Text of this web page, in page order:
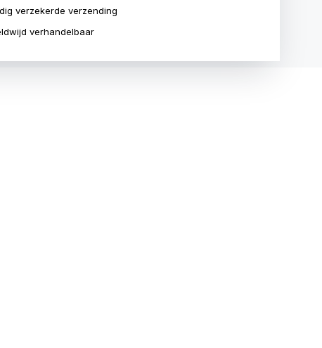
verzekerde verzending
verhandelbaar